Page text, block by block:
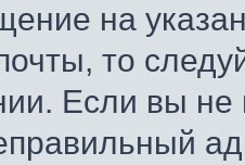
на
то
Если вы